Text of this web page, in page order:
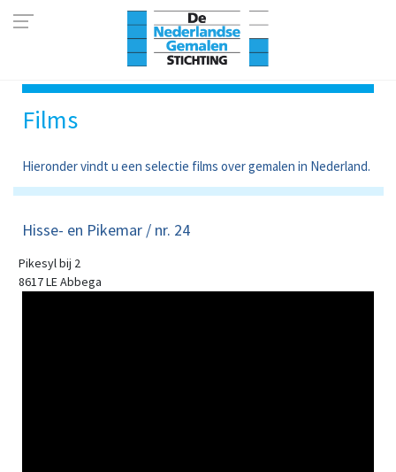
Films
Hieronder vindt u een selectie films over gemalen in Nederland.
Hisse- en Pikemar / nr. 24
Pikesyl bij 2
8617 LE Abbega